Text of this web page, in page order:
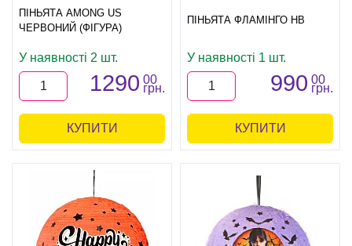
ПІНЬЯТА AMONG US
ЧЕРВОНИЙ (ФІГУРА)
У наявності 2 шт.
1290 00
грн.
КУПИТИ
ПІНЬЯТА ФЛАМІНГО HB
У наявності 1 шт.
990 00
грн.
КУПИТИ